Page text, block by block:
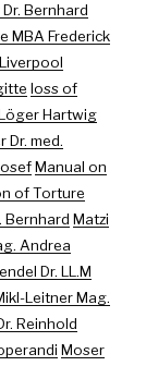
Bernhard
MBA Frederick
Liverpool
loss of
Hartwig
Dr. med.
Manual on
of Torture
Bernhard Matzi
Andrea
Dr. LL.M
Leitner Mag.
Reinhold
Moser